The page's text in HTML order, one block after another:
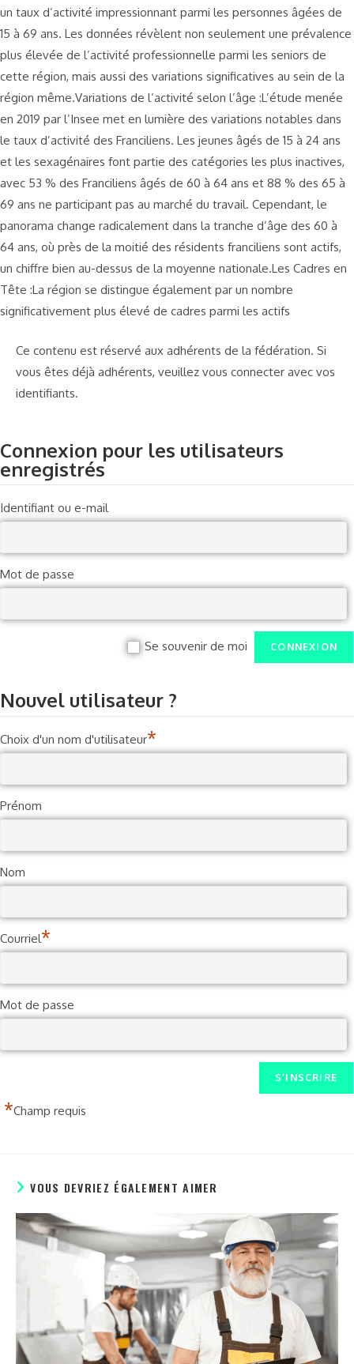
un taux d’activité impressionnant parmi les personnes âgées de
15 à 69 ans. Les données révèlent non seulement une prévalence
plus élevée de l’activité professionnelle parmi les seniors de
cette région, mais aussi des variations significatives au sein de la
région même.Variations de l’activité selon l’âge :L’étude menée
en 2019 par l’Insee met en lumière des variations notables dans
le taux d’activité des Franciliens. Les jeunes âgés de 15 à 24 ans
et les sexagénaires font partie des catégories les plus inactives,
avec 53 % des Franciliens âgés de 60 à 64 ans et 88 % des 65 à
69 ans ne participant pas au marché du travail. Cependant, le
panorama change radicalement dans la tranche d’âge des 60 à
64 ans, où près de la moitié des résidents franciliens sont actifs,
un chiffre bien au-dessus de la moyenne nationale.Les Cadres en
Tête :La région se distingue également par un nombre
significativement plus élevé de cadres parmi les actifs
Ce contenu est réservé aux adhérents de la fédération. Si
vous êtes déjà adhérents, veuillez vous connecter avec vos
identifiants.
Connexion pour les utilisateurs
enregistrés
Identifiant ou e-mail
Mot de passe
Se souvenir de moi
Nouvel utilisateur ?
Choix d'un nom d'utilisateur*
Prénom
Nom
Courriel*
Mot de passe
*Champ requis
VOUS DEVRIEZ ÉGALEMENT AIMER